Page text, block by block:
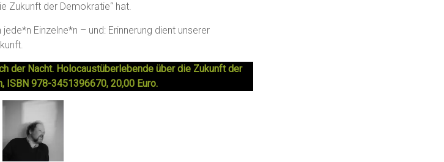
Zukunft der Demokratie“ hat.
Einzelne*n – und: Erinnerung dient unserer
der Nacht. Holocaustüberlebende über die Zukunft der
ISBN 978-3451396670, 20,00 Euro.